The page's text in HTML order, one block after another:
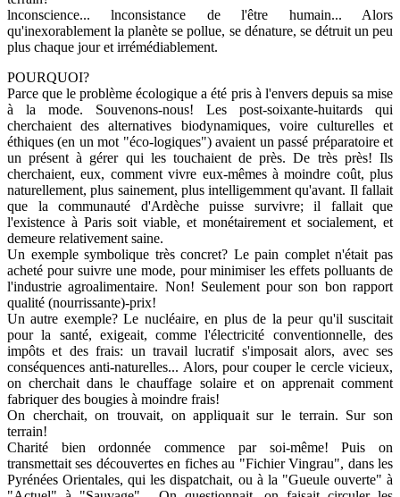
lnconscience... lnconsistance de l'être humain... Alors
qu'inexorablement la planète se pollue, se dénature, se détruit un peu
plus chaque jour et irrémédiablement.
POURQUOI?
Parce que le problème écologique a été pris à l'envers depuis sa mise
à la mode. Souvenons-nous! Les post-soixante-huitards qui
cherchaient des alternatives biodynamiques, voire culturelles et
éthiques (en un mot "éco-logiques") avaient un passé préparatoire et
un présent à gérer qui les touchaient de près. De très près! Ils
cherchaient, eux, comment vivre eux-mêmes à moindre coût, plus
naturellement, plus sainement, plus intelligemment qu'avant. Il fallait
que la communauté d'Ardèche puisse survivre; il fallait que
l'existence à Paris soit viable, et monétairement et socialement, et
demeure relativement saine.
Un exemple symbolique très concret? Le pain complet n'était pas
acheté pour suivre une mode, pour minimiser les effets polluants de
l'industrie agroalimentaire. Non! Seulement pour son bon rapport
qualité (nourrissante)-prix!
Un autre exemple? Le nucléaire, en plus de la peur qu'il suscitait
pour la santé, exigeait, comme l'électricité conventionnelle, des
impôts et des frais: un travail lucratif s'imposait alors, avec ses
conséquences anti-naturelles... Alors, pour couper le cercle vicieux,
on cherchait dans le chauffage solaire et on apprenait comment
fabriquer des bougies à moindre frais!
On cherchait, on trouvait, on appliquait sur le terrain. Sur son
terrain!
Charité bien ordonnée commence par soi-même! Puis on
transmettait ses découvertes en fiches au "Fichier Vingrau", dans les
Pyrénées Orientales, qui les dispatchait, ou à la "Gueule ouverte" à